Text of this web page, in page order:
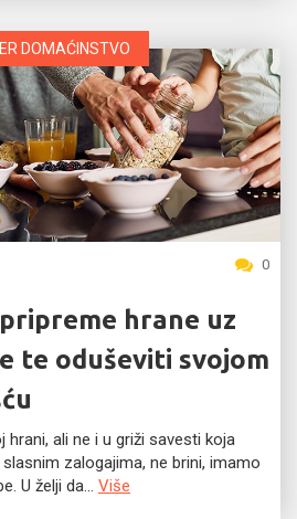
DOMAĆINSTVO
0
hrane uz
te oduševiti svojom
hrani, ali ne i u griži savesti koja
zalogajima, ne brini, imamo
U želji da... Više